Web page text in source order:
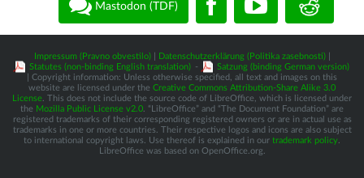
Mastodon (TDF)
Impressum (Pravno obvestilo)| Datenschutzerklärung (Politika zasebnosti)|
Statutes (non-binding English translation) -
Satzung (binding German version)
| Copyright information: Unless otherwise specified, all text and images on this
website are licensed under the Creative Commons Attribution-Share Alike 3.0
License . This does not include the source code of LibreOffice, which is licensed under
the Mozilla Public License v2.0 . “LibreOffice” and “The Document Foundation” are
registered trademarks of their corresponding registered owners or are in actual use as
trademarks in one or more countries. Their respective logos and icons are also subject
to international copyright laws. Use thereof is explained in our trademark policy
LibreOffice was based on OpenOffice.org.